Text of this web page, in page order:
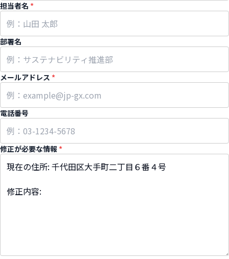
担当者名 *
部署名
メールアドレス *
電話番号
修正が必要な情報 *